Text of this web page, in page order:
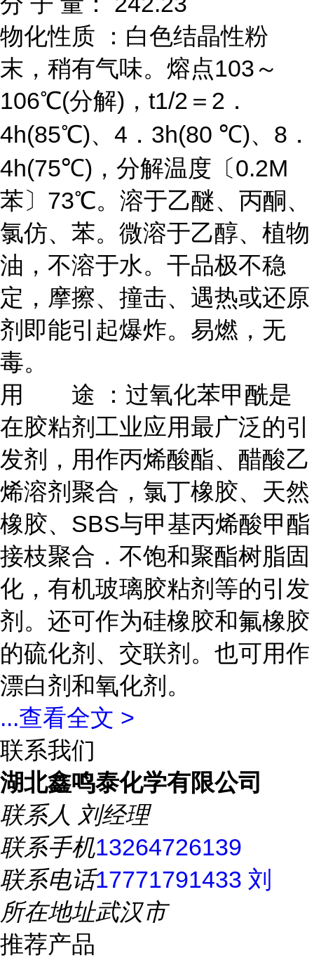
物化性质 ：白色结晶性粉
末，稍有气味。熔点103～
106℃(分解)，t1/2＝2．
4h(85℃)、4．3h(80 ℃)、8．
4h(75℃)，分解温度〔0.2M
苯〕73℃。溶于乙醚、丙酮、
氯仿、苯。微溶于乙醇、植物
油，不溶于水。干品极不稳
定，摩擦、撞击、遇热或还原
剂即能引起爆炸。易燃，无
毒。
用 途 ：过氧化苯甲酰是
在胶粘剂工业应用最广泛的引
发剂，用作丙烯酸酯、醋酸乙
烯溶剂聚合，氯丁橡胶、天然
橡胶、SBS与甲基丙烯酸甲酯
接枝聚合．不饱和聚酯树脂固
化，有机玻璃胶粘剂等的引发
剂。还可作为硅橡胶和氟橡胶
的硫化剂、交联剂。也可用作
漂白剂和氧化剂。
...查看全文 >
联系我们
湖北鑫鸣泰化学有限公司
联系人 刘经理
联系手机13264726139
联系电话17771791433 刘
所在地址武汉市
推荐产品